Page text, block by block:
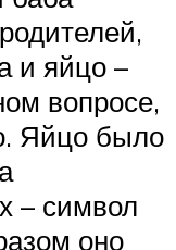
и яйцо –
вопросе,
Яйцо было
– символ
оно